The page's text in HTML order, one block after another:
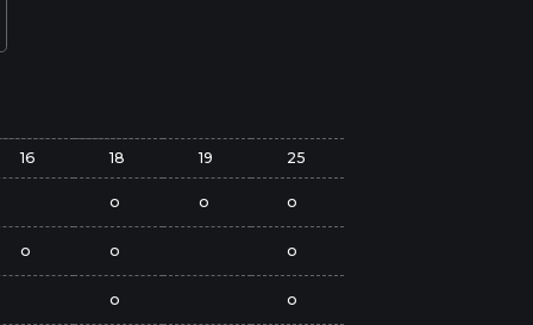
16 18 19 25
o o o
o o o
o o